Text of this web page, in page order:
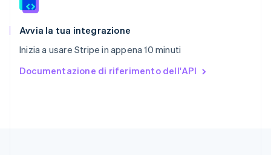
Avvia la tua integrazione
Inizia a usare Stripe in appena 10 minuti
Documentazione di riferimento dell'API
Slovenia
English Italiano
EspañolEnglish
English Español 简体中文